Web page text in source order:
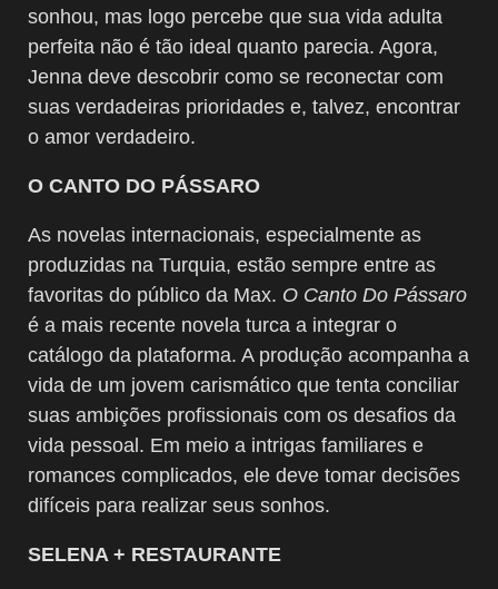
sonhou, mas logo percebe que sua vida adulta
perfeita não é tão ideal quanto parecia. Agora,
Jenna deve descobrir como se reconectar com
suas verdadeiras prioridades e, talvez, encontrar
o amor verdadeiro.
O CANTO DO PÁSSARO
As novelas internacionais, especialmente as
produzidas na Turquia, estão sempre entre as
favoritas do público da Max. O Canto Do Pássaro
é a mais recente novela turca a integrar o
catálogo da plataforma. A produção acompanha a
vida de um jovem carismático que tenta conciliar
suas ambições profissionais com os desafios da
vida pessoal. Em meio a intrigas familiares e
romances complicados, ele deve tomar decisões
difíceis para realizar seus sonhos.
SELENA + RESTAURANTE